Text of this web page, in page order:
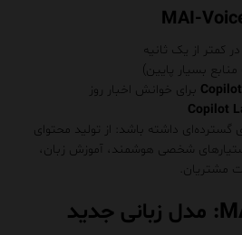
کمتر از یک ثانیه
برای خوانش اخبار روز
Copilot
گسترده‌ای داشته باشد: از تولید محتوای
شخصی هوشمند، آموزش زبان،
مشتریان.
۲- MAI-۱-preview: مدل زبانی جدید